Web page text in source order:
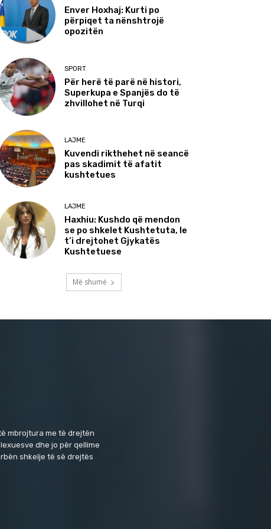
Enver Hoxhaj: Kurti po
përpiqet ta nënshtrojë
opozitën
SPORT
Për herë të parë në histori,
Superkupa e Spanjës do të
zhvillohet në Turqi
LAJME
Kuvendi rikthehet në seancë
pas skadimit të afatit
kushtetues
LAJME
Haxhiu: Kushdo që mendon
se po shkelet Kushtetuta, le
t’i drejtohet Gjykatës
Kushtetuese
Më shumë
mbrojtura me të drejtën
dhe jo për qellime
shkelje të së drejtës